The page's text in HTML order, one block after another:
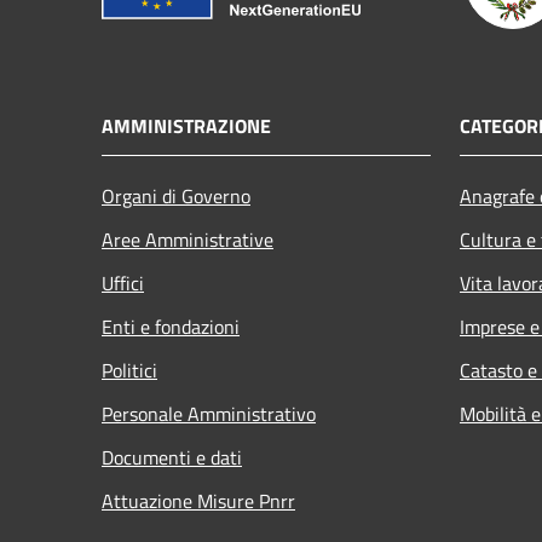
AMMINISTRAZIONE
Organi di Governo
Aree Amministrative
Uffici
Enti e fondazioni
Politici
Personale Amministrativo
Documenti e dati
Attuazione Misure Pnrr
Cultura
Vita
Imprese
Catasto
Mobilità